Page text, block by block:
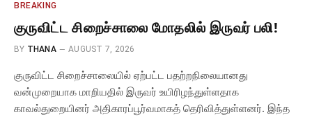
BREAKING
குருவிட்ட சிறைச்சாலை மோதலில் இருவர் பலி!
BY THANA AUGUST 7, 2026
குருவிட்ட சிறைச்சாலையில் ஏற்பட்ட பதற்றநிலையானது
வன்முறையாக மாறியதில் இருவர் உயிரிழந்துள்ளதாக
காவல்துறையினர் அதிகாரப்பூர்வமாகத் தெரிவித்துள்ளனர். ​இந்த